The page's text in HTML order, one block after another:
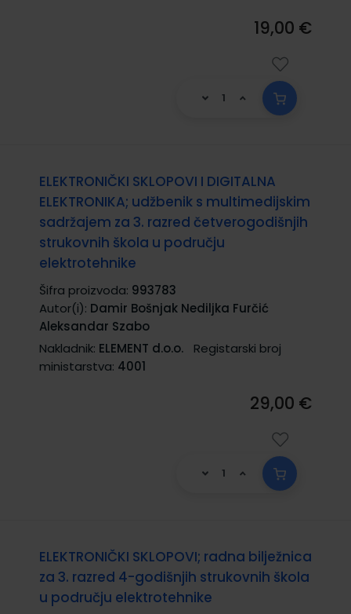
19,00 €
ELEKTRONIČKI SKLOPOVI I DIGITALNA
ELEKTRONIKA; udžbenik s multimedijskim
sadržajem za 3. razred četverogodišnjih
strukovnih škola u području
elektrotehnike
Šifra proizvoda: 993783
Autor(i): Damir Bošnjak Nediljka Furčić
Aleksandar Szabo
Nakladnik: ELEMENT d.o.o.
Registarski broj
ministarstva: 4001
29,00 €
ELEKTRONIČKI SKLOPOVI; radna bilježnica
za 3. razred 4-godišnjih strukovnih škola
u području elektrotehnike